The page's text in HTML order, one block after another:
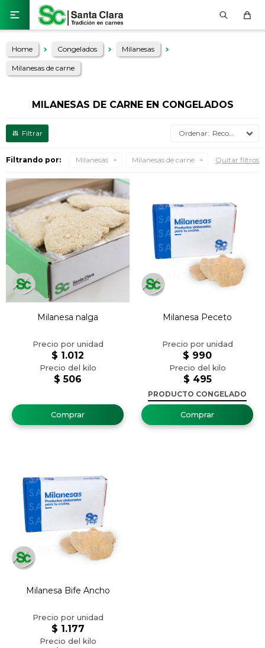

Home Congelados Milanesas
Milanesas de carne
MILANESAS DE CARNE EN CONGELADOS
Recomendados
Filtrando por: Milanesas Milanesas de carne Quitar filtros
Milanesa nalga
$ 506
$ 1.012
Milanesa Peceto
$ 495
$ 990
PRODUCTO CONGELADO
Milanesa Bife Ancho
$ 1.177